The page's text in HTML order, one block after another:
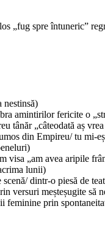
„fug spre întuneric”
amintirilor fericite o
tânăr „câteodată aș
din Empireu/ tu mi-
visa „am avea aripile
lunii)
dintr-o piesă de
versuri meșteșugite
prin